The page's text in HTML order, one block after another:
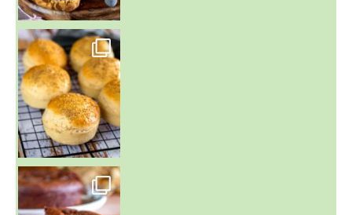
~ BUNS MAISON ~
Un peu de boulange par ici au
~ GÂTEAU FONDANT CHOCO NOISETTE ~
C'est lundi